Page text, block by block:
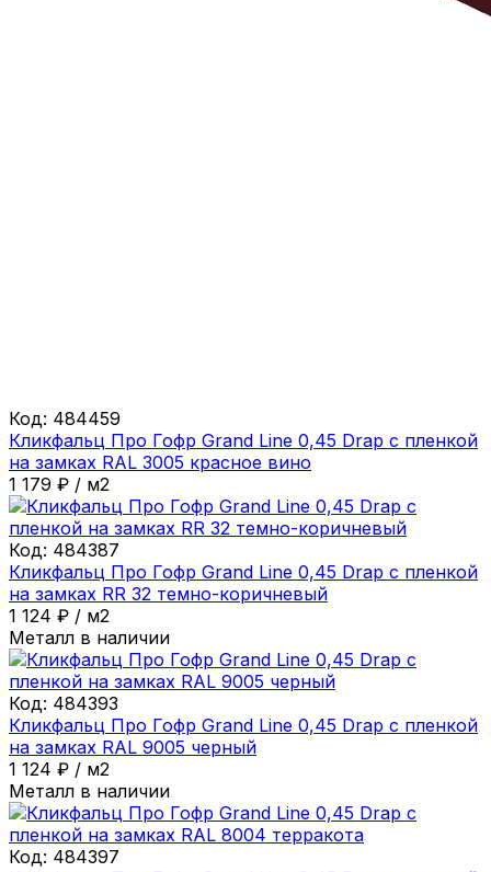
Код: 484459
Кликфальц Про Гофр Grand Line 0,45 Drap с пленкой
на замках RAL 3005 красное вино
1 179 ₽ / м2
Код: 484387
Кликфальц Про Гофр Grand Line 0,45 Drap с пленкой
на замках RR 32 темно-коричневый
1 124 ₽ / м2
Металл в наличии
Код: 484393
Кликфальц Про Гофр Grand Line 0,45 Drap с пленкой
на замках RAL 9005 черный
1 124 ₽ / м2
Металл в наличии
Код: 484397